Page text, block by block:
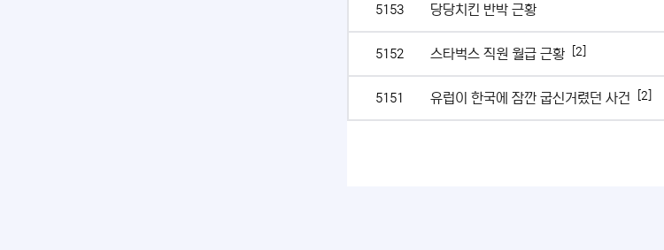
5153 당당치킨 반박 근황
5152 스타벅스 직원 월급 근황 [2]
5151 유럽이 한국에 잠깐 굽신거렸던 사건 [2]